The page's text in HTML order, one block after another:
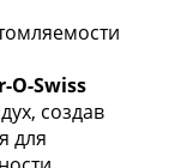
O-Swiss
создав
для